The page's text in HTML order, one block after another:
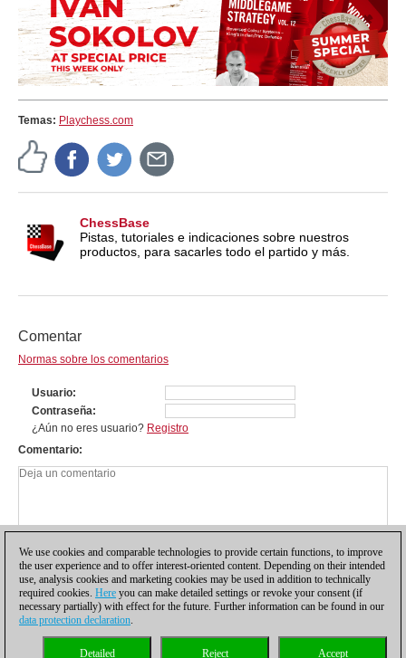
Temas: Playchess.com
ChessBase
Pistas, tutoriales e indicaciones sobre nuestros
productos, para sacarles todo el partido y más.
Comentar
Normas sobre los comentarios
Usuario
Contraseña
¿Aún no eres usuario? Registro
Comentario
Política de privacidad |Para contactar Cookies Management
We use cookies and comparable technologies to provide certain functions, to improve
the user experience and to offer interest-oriented content. Depending on their intended
use, analysis cookies and marketing cookies may be used in addition to technically
required cookies. Here you can make detailed settings or revoke your consent (if
necessary partially) with effect for the future. Further information can be found in our
data protection declaration.
Accept
Reject
Detailed